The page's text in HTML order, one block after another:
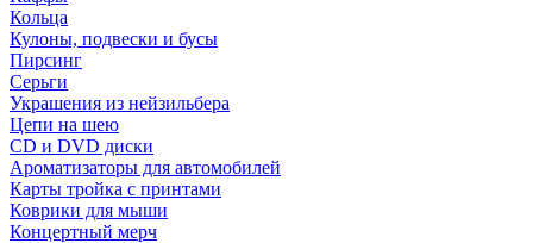
Кольца
Кулоны, подвески и бусы
Пирсинг
Серьги
Украшения из нейзильбера
Цепи на шею
CD и DVD диски
Ароматизаторы для автомобилей
Карты тройка с принтами
Коврики для мыши
Концертный мерч